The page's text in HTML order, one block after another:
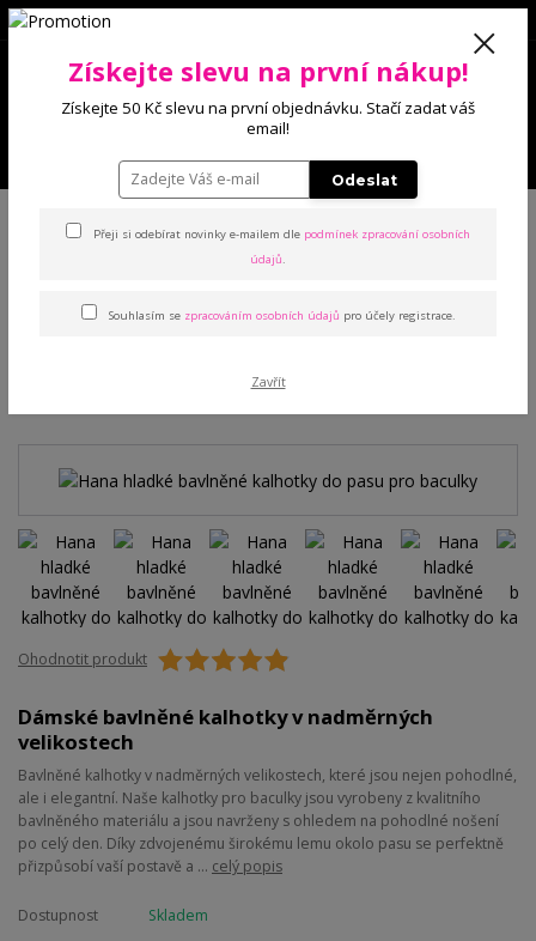
0 Kč
Hana hladké bavlněné
Ohodnotit produkt
Dámské bavlněné kalhotky v nadměrných
velikostech
Bavlněné kalhotky v nadměrných velikostech, které jsou nejen pohodlné,
ale i elegantní. Naše kalhotky pro baculky jsou vyrobeny z kvalitního
bavlněného materiálu a jsou navrženy s ohledem na pohodlné nošení
po celý den. Díky zdvojenému širokému lemu okolo pasu se perfektně
přizpůsobí vaší postavě a ... celý popis
Dostupnost
Skladem
Získejte slevu na první nákup!
Získejte 50 Kč slevu na první objednávku. Stačí zadat váš
email!
Odeslat
Přeji si odebírat novinky e-mailem dle podmínek zpracování osobních
údajů.
Souhlasím se zpracováním osobních údajů pro účely registrace.
Zavřít